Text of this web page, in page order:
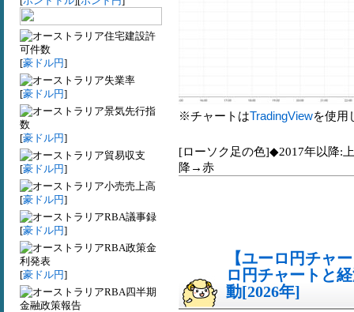
住宅建設許
可件数
[豪ドル円]
失業率
[豪ドル円]
景気先行指
数
[豪ドル円]
貿易収支
[豪ドル円]
小売売上高
[豪ドル円]
RBA議事録
[豪ドル円]
RBA政策金
利発表
[豪ドル円]
RBA四半期
金融政策報告
※チャートはTradingViewを使用
[ローソク足の色]◆2017年以降
降→赤
【ユーロ円チャ
ロ円チャートと
動[2026年]